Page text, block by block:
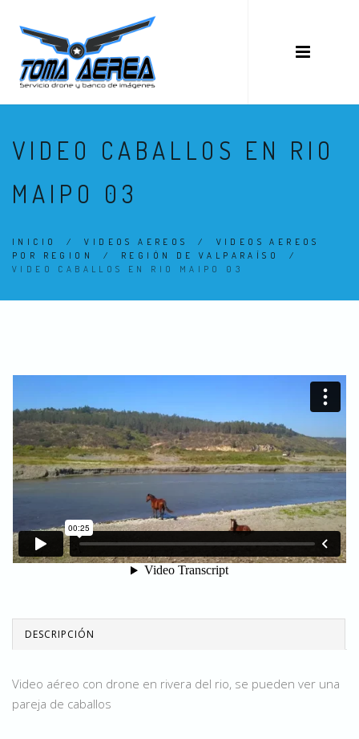
VIDEO CABALLOS EN RIO
MAIPO 03
INICIO /VIDEOS AEREOS / VIDEOS AEREOS
POR REGION
/ REGIÓN DE VALPARAÍSO
/
VIDEO CABALLOS EN RIO MAIPO 03
DESCRIPCIÓN
Video aéreo con drone en rivera del rio, se pueden ver una
pareja de caballos